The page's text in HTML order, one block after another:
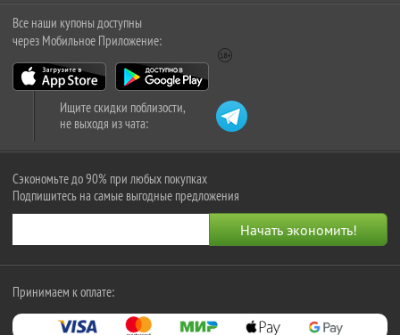
Все наши купоны доступны
через Мобильное Приложение:
Ищите скидки поблизости,
не выходя из чата:
Сэкономьте до 90% при любых покупках
Подпишитесь на самые выгодные предложения
Принимаем к оплате: